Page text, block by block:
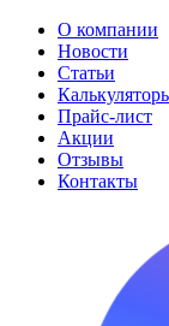
О компании
Новости
Статьи
Прайс-лист
Акции
Отзывы
Контакты